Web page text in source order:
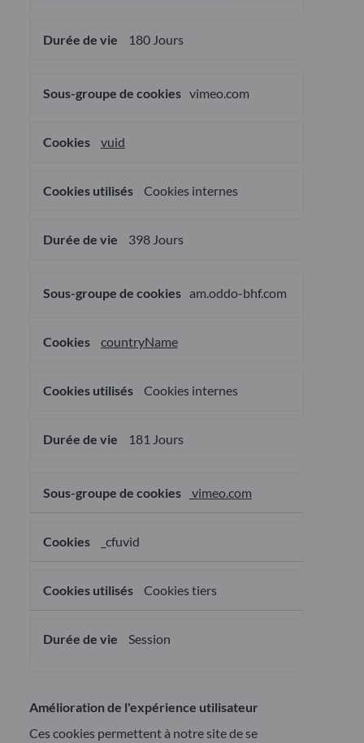
180 Jours
vimeo.com
vuid
Cookies internes
398 Jours
am.oddo-bhf.com
countryName
Cookies internes
181 Jours
vimeo.com
_cfuvid
Cookies tiers
Session
Amélioration de l'expérience utilisateur
Ces cookies permettent à notre site de se